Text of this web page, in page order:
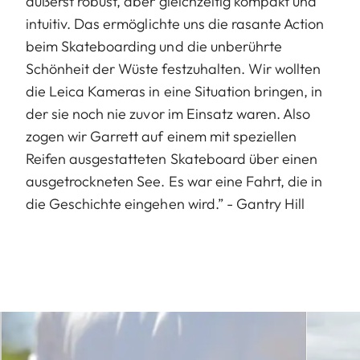
intuitiv. Das ermöglichte uns die rasante Action
beim Skateboarding und die unberührte
Schönheit der Wüste festzuhalten. Wir wollten
die Leica Kameras in eine Situation bringen, in
der sie noch nie zuvor im Einsatz waren. Also
zogen wir Garrett auf einem mit speziellen
Reifen ausgestatteten Skateboard über einen
ausgetrockneten See. Es war eine Fahrt, die in
die Geschichte eingehen wird.” - Gantry Hill